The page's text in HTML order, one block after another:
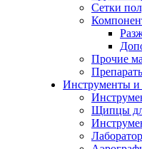
Сетки
Прочие
Инструменты и
Щипцы